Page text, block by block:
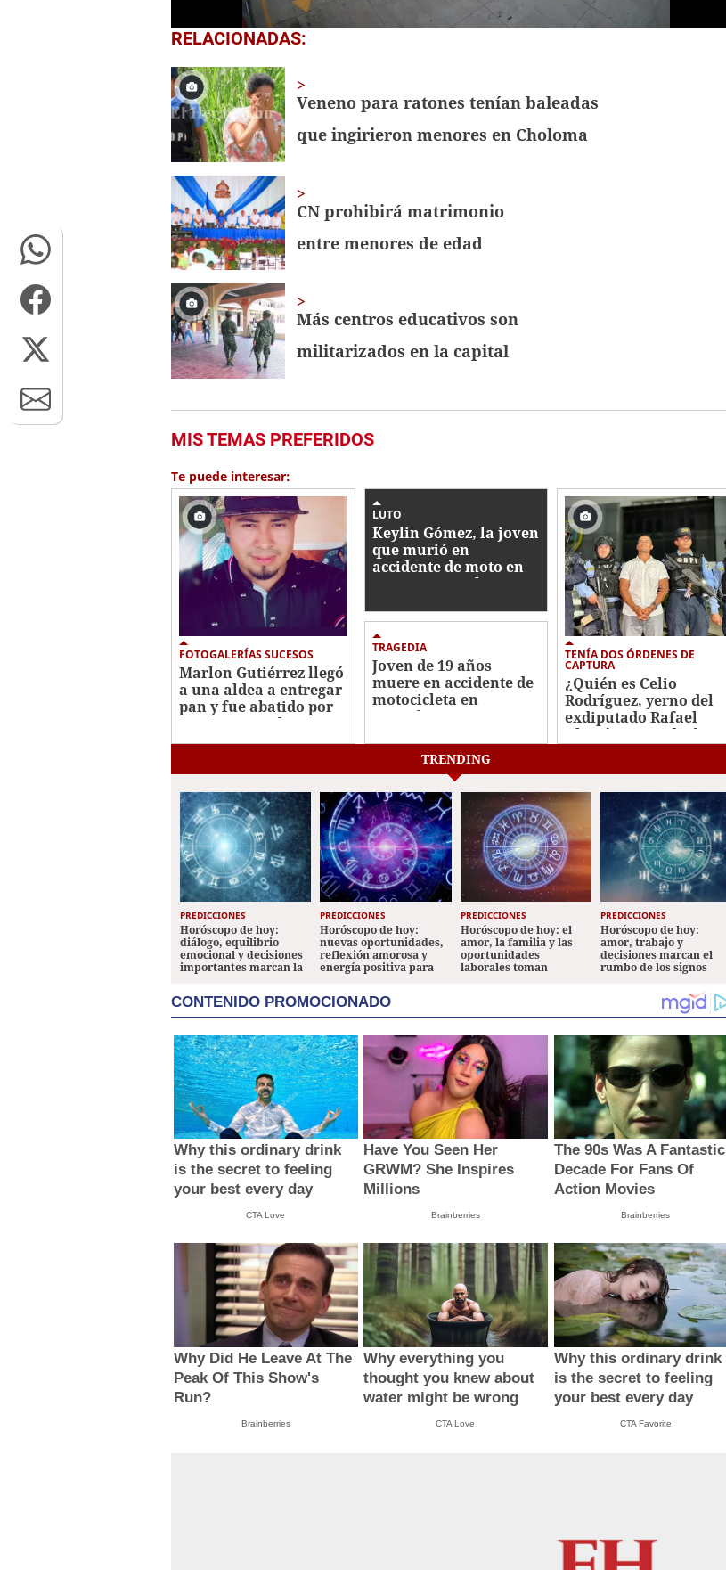
0
of
secondsVolume
0%
RELACIONADAS:
Veneno para ratones tenían baleadas
que ingirieron menores en Choloma
CN prohibirá matrimonio
entre menores de edad
Más centros educativos son
militarizados en la capital
MIS TEMAS PREFERIDOS
Te puede interesar:
FOTOGALERÍAS SUCESOS
Marlon Gutiérrez llegó
a una aldea a entregar
pan y fue abatido por
sujetos armados en
Comayagua
LUTO
Keylin Gómez, la joven
que murió en
accidente de moto en
Lepaera: "Duele su
TRAGEDIA
Joven de 19 años
muere en accidente de
motocicleta en
Arenales, Lepaera
TENÍA DOS ÓRDENES DE
CAPTURA
¿Quién es Celio
Rodríguez, yerno del
exdiputado Rafael
Alegría, acusado de
TRENDING
PREDICCIONES
Horóscopo de hoy:
diálogo, equilibrio
emocional y decisiones
importantes marcan la
PREDICCIONES
Horóscopo de hoy:
nuevas oportunidades,
reflexión amorosa y
energía positiva para
PREDICCIONES
Horóscopo de hoy: el
amor, la familia y las
oportunidades
laborales toman
PREDICCIONES
Horóscopo de hoy:
amor, trabajo y
decisiones marcan el
rumbo de los signos
CONTENIDO PROMOCIONADO
Why this ordinary drink
is the secret to feeling
your best every day
CTA Love
Have You Seen Her
GRWM? She Inspires
Millions
Brainberries
The 90s Was A Fantastic
Decade For Fans Of
Action Movies
Brainberries
Why Did He Leave At The
Peak Of This Show's
Run?
Brainberries
Why everything you
thought you knew about
water might be wrong
CTA Love
Why this ordinary drink
is the secret to feeling
your best every day
CTA Favorite